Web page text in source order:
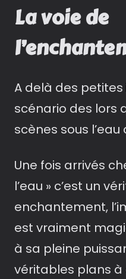
La voie de
A delà des
scénario des lors
scènes sous
Une fois arrivés
l’eau » c’est un
enchantement,
est vraiment
à sa pleine
véritables plans à